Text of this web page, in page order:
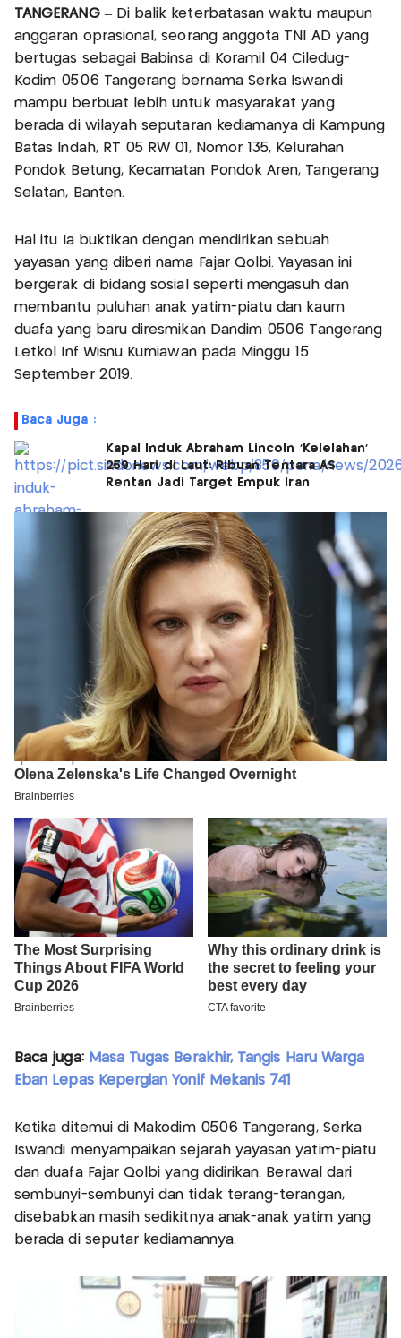
TANGERANG– Di balik keterbatasan waktu maupun
anggaran oprasional, seorang anggota TNI AD yang
bertugas sebagai Babinsa di Koramil 04 Ciledug-
Kodim 0506 Tangerang bernama Serka Iswandi
mampu berbuat lebih untuk masyarakat yang
berada di wilayah seputaran kediamanya di Kampung
Batas Indah, RT 05 RW 01, Nomor 135, Kelurahan
Pondok Betung, Kecamatan Pondok Aren, Tangerang
Selatan, Banten.
Hal itu Ia buktikan dengan mendirikan sebuah
yayasan yang diberi nama Fajar Qolbi. Yayasan ini
bergerak di bidang sosial seperti mengasuh dan
membantu puluhan anak yatim-piatu dan kaum
duafa yang baru diresmikan Dandim 0506 Tangerang
Letkol Inf Wisnu Kurniawan pada Minggu 15
September 2019.
Baca Juga :
Kapal Induk Abraham Lincoln 'Kelelahan'
259 Hari di Laut: Ribuan Tentara AS
Rentan Jadi Target Empuk Iran
Baca juga: Masa Tugas Berakhir, Tangis Haru Warga
Eban Lepas Kepergian Yonif Mekanis 741
Ketika ditemui di Makodim 0506 Tangerang, Serka
Iswandi menyampaikan sejarah yayasan yatim-piatu
dan duafa Fajar Qolbi yang didirikan. Berawal dari
sembunyi-sembunyi dan tidak terang-terangan,
disebabkan masih sedikitnya anak-anak yatim yang
berada di seputar kediamannya.